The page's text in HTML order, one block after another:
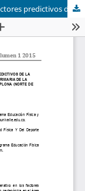
Inferencia del juego cooperativo sobre los factores predictivos de la agresividad en estudiantes del grado quinto de básica primaria de la institución educativa Normal Superior del municipio de Pamplona (Norte de Santander)